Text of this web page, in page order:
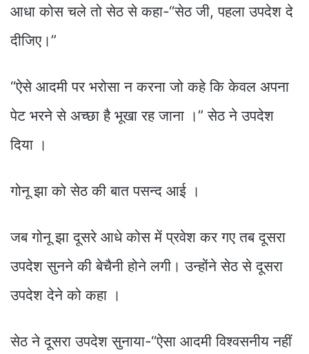
आधा कोस चले तो सेठ से कहा-“सेठ जी, पहला उपदेश दे
दीजिए।”
“ऐसे आदमी पर भरोसा न करना जो कहे कि केवल अपना
पेट भरने से अच्छा है भूखा रह जाना ।” सेठ ने उपदेश
दिया ।
गोनू झा को सेठ की बात पसन्द आई ।
जब गोनू झा दूसरे आधे कोस में प्रवेश कर गए तब दूसरा
उपदेश सुनने की बेचैनी होने लगी। उन्होंने सेठ से दूसरा
उपदेश देने को कहा ।
सेठ ने दूसरा उपदेश सुनाया-“ऐसा आदमी विश्वसनीय नहीं